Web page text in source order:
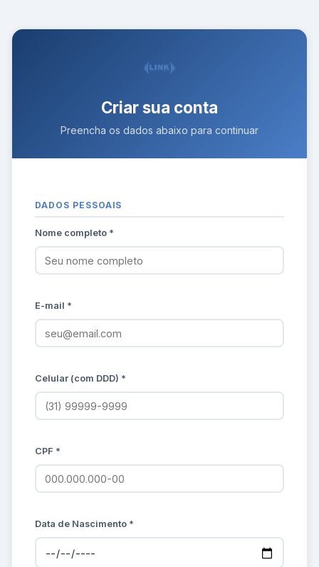
Criar sua conta
Preencha os dados abaixo para continuar
DADOS PESSOAIS
Nome completo *
E-mail *
Celular (com DDD) *
CPF *
Data de Nascimento *